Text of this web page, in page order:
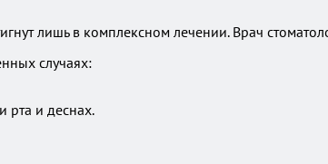
лишь в комплексном лечении. Врач
случаях:
рта и деснах.